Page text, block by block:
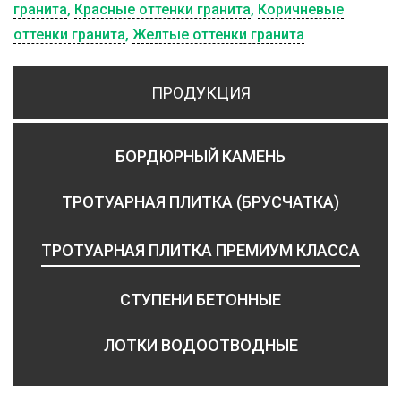
ПРОДУКЦИЯ
БОРДЮРНЫЙ КАМЕНЬ
ТРОТУАРНАЯ ПЛИТКА (БРУСЧАТКА)
ТРОТУАРНАЯ ПЛИТКА ПРЕМИУМ КЛАССА
СТУПЕНИ БЕТОННЫЕ
ЛОТКИ ВОДООТВОДНЫЕ
гранита, Красные оттенки гранита, Коричневые
оттенки гранита, Желтые оттенки гранита